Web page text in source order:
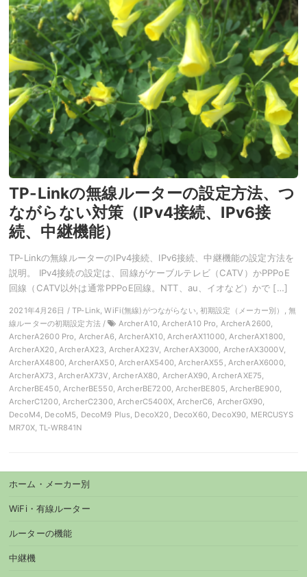
TP-Linkの無線ルーターの設定方法、つ
ながらない対策（IPv4接続、IPv6接
続、中継機能）
TP-Linkの無線ルーターのIPv4接続、IPv6接続、中継機能の設定方法を
説明。 IPv4接続の設定は、回線がケーブルテレビ（CATV）かPPPoE
回線（CATV以外は通常PPPoE回線。NTT、au、イオなど）かで […]
2021年4月26日 / TP-Link, WiFi(無線)がつながらない, 初期設定（メーカー別）, 無
線ルーターの初期設定方法 /
ArcherA10, ArcherA10 Pro, ArcherA2600,
ArcherA2600 Pro, ArcherA6, ArcherAX10, ArcherAX11000, ArcherAX1800,
ArcherAX20, ArcherAX23, ArcherAX23V, ArcherAX3000, ArcherAX3000V,
ArcherAX4800, ArcherAX50, ArcherAX5400, ArcherAX55, ArcherAX6000,
ArcherAX73, ArcherAX73V, ArcherAX80, ArcherAX90, ArcherAXE75,
ArcherBE450, ArcherBE550, ArcherBE7200, ArcherBE805, ArcherBE900,
ArcherC1200, ArcherC2300, ArcherC5400X, ArcherC6, ArcherGX90,
DecoM4, DecoM5, DecoM9 Plus, DecoX20, DecoX60, DecoX90, MERCUSYS
MR70X, TL-WR841N
ホーム・メーカー別
WiFi・有線ルーター
ルーターの機能
中継機